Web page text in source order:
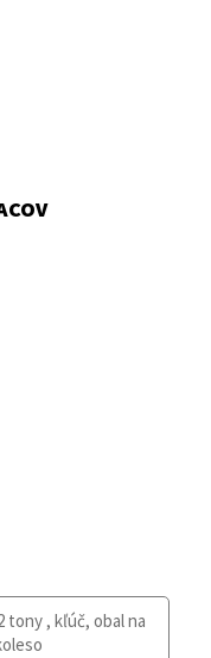
tony , kľúč, obal na